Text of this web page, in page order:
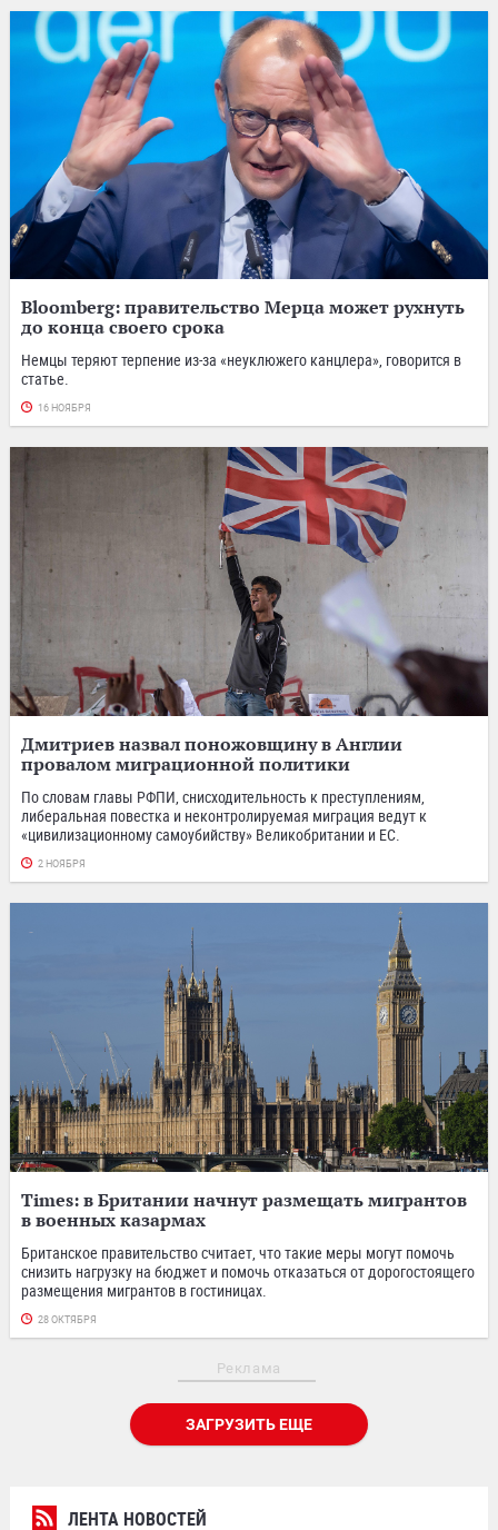
Bloomberg: правительство Мерца может рухнуть
до конца своего срока
Немцы теряют терпение из-за «неуклюжего канцлера», говорится в
статье.
16 НОЯБРЯ
Дмитриев назвал поножовщину в Англии
провалом миграционной политики
По словам главы РФПИ, снисходительность к преступлениям,
либеральная повестка и неконтролируемая миграция ведут к
«цивилизационному самоубийству» Великобритании и ЕС.
2 НОЯБРЯ
Times: в Британии начнут размещать мигрантов
в военных казармах
Британское правительство считает, что такие меры могут помочь
снизить нагрузку на бюджет и помочь отказаться от дорогостоящего
размещения мигрантов в гостиницах.
28 ОКТЯБРЯ
Реклама
ЗАГРУЗИТЬ ЕЩЕ
ЛЕНТА НОВОСТЕЙ